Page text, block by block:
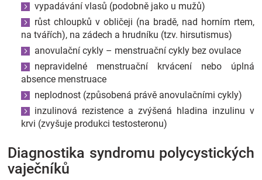
vypadávání vlasů (podobně jako u mužů)
růst chloupků v obličeji (na bradě, nad horním rtem,
na tvářích), na zádech a hrudníku (tzv. hirsutismus)
anovulační cykly – menstruační cykly bez ovulace
nepravidelné menstruační krvácení nebo úplná
absence menstruace
neplodnost (způsobená právě anovulačními cykly)
inzulinová rezistence a zvýšená hladina inzulinu v
krvi (zvyšuje produkci testosteronu)
Diagnostika syndromu polycystických
vaječníků